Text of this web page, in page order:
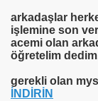
arkadaşlar
işlemine son
acemi olan
öğretelim
gerekli olan
İNDİRİN